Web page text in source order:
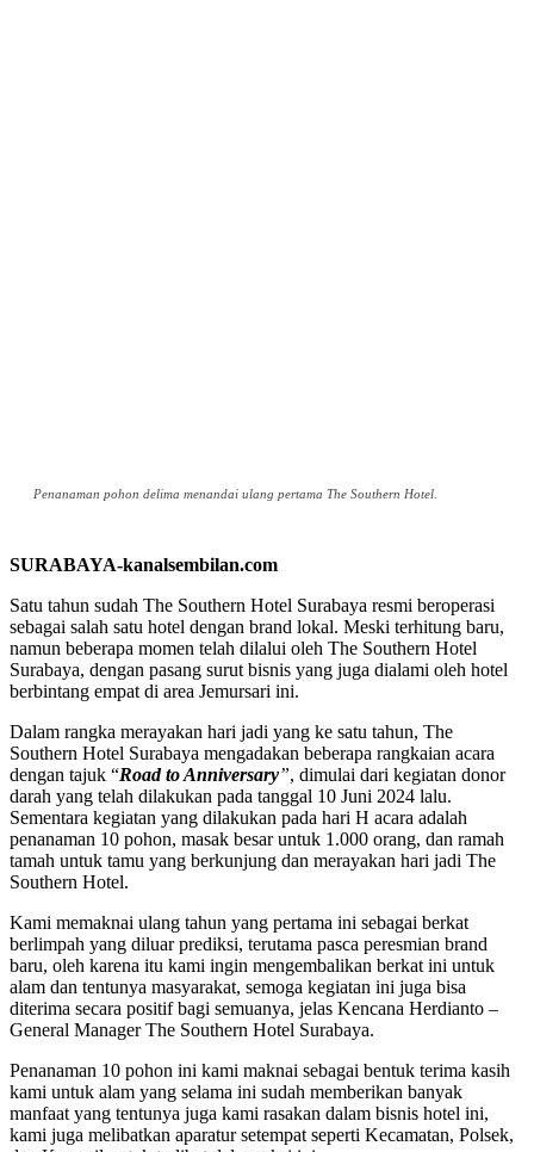
Penanaman pohon delima menandai ulang pertama The Southern Hotel.
SURABAYA-kanalsembilan.com
Satu tahun sudah The Southern Hotel Surabaya resmi beroperasi
sebagai salah satu hotel dengan brand lokal. Meski terhitung baru,
namun beberapa momen telah dilalui oleh The Southern Hotel
Surabaya, dengan pasang surut bisnis yang juga dialami oleh hotel
berbintang empat di area Jemursari ini.
Dalam rangka merayakan hari jadi yang ke satu tahun, The
Southern Hotel Surabaya mengadakan beberapa rangkaian acara
dengan tajuk “Road to Anniversary”, dimulai dari kegiatan donor
darah yang telah dilakukan pada tanggal 10 Juni 2024 lalu.
Sementara kegiatan yang dilakukan pada hari H acara adalah
penanaman 10 pohon, masak besar untuk 1.000 orang, dan ramah
tamah untuk tamu yang berkunjung dan merayakan hari jadi The
Southern Hotel.
Kami memaknai ulang tahun yang pertama ini sebagai berkat
berlimpah yang diluar prediksi, terutama pasca peresmian brand
baru, oleh karena itu kami ingin mengembalikan berkat ini untuk
alam dan tentunya masyarakat, semoga kegiatan ini juga bisa
diterima secara positif bagi semuanya, jelas Kencana Herdianto –
General Manager The Southern Hotel Surabaya.
Penanaman 10 pohon ini kami maknai sebagai bentuk terima kasih
kami untuk alam yang selama ini sudah memberikan banyak
manfaat yang tentunya juga kami rasakan dalam bisnis hotel ini,
kami juga melibatkan aparatur setempat seperti Kecamatan, Polsek,